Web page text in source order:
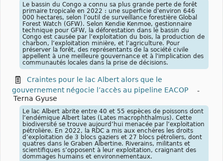
Le bassin du Congo a connu sa plus grande perte de forêt
primaire tropicale en 2022 : une superficie d'environ 646
000 hectares, selon l’outil de surveillance forestière Global
Forest Watch (GFW). Selon Kendie Kenmoe, gestionnaire
technique pour GFW, la déforestation dans le bassin du
Congo est causée par l’exploitation du bois, la production de
charbon, l’exploitation minière, et l’agriculture. Pour
préserver la forêt, des représentants de la société civile
appellent à une meilleure gouvernance et à l'implication des
communautés locales dans la prise de décisions.
Craintes pour le lac Albert alors que le
gouvernement négocie l’accès au pipeline EACOP
-
Terna Gyuse
Le lac Albert abrite entre 40 et 55 espèces de poissons dont
l’endémique Albert lates (Lates macrophthalmus). Cette
biodiversité se trouve aujourd’hui menacée par l’exploitation
pétrolière. En 2022, la RDC a mis aux enchères les droits
d’exploitation de 3 blocs gaziers et 27 blocs pétroliers, dont
quatres dans le Graben Albertine. Riverains, militants et
scientifiques s’opposent à leur exploitation, craignant des
dommages humains et environnementaux.